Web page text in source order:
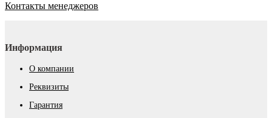
Контакты менеджеров
Информация
О компании
Реквизиты
Гарантия